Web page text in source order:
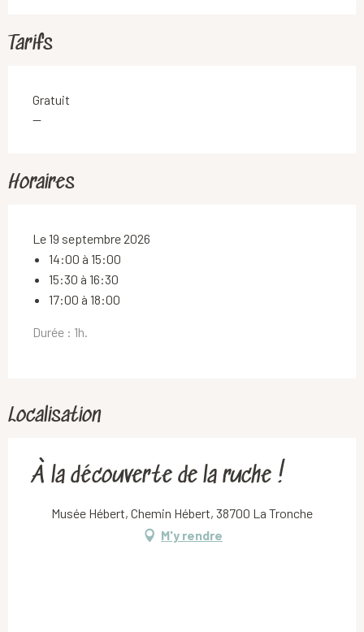
Tarifs
Gratuit
—
Horaires
Le 19 septembre 2026
14:00 à 15:00
15:30 à 16:30
17:00 à 18:00
Durée : 1h.
Localisation
À la découverte de la ruche !
Musée Hébert, Chemin Hébert, 38700 La Tronche
M'y rendre